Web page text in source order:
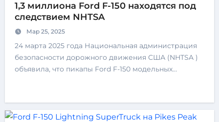
1,3 миллиона Ford F-150 находятся под
следствием NHTSA
Мар 25, 2025
24 марта 2025 года Национальная администрация
безопасности дорожного движения США (NHTSA )
объявила, что пикапы Ford F-150 модельных…